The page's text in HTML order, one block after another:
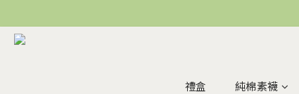
禮盒 純棉素襪